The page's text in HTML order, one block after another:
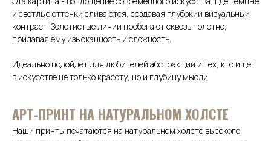
и светлые оттенки сливаются, создавая глубокий визуальный
контраст. Золотистые линии пробегают сквозь полотно,
придавая ему изысканность и сложность.
Идеально подойдет для любителей абстракции и тех, кто ищет
в искусстве не только красоту, но и глубину мысли
АРТ-ПРИНТ НА НАТУРАЛЬНОМ ХОЛСТЕ
Наши принты печатаются на натуральном холсте высокого